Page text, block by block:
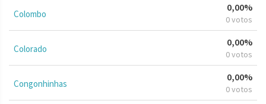
Colombo
0,00%
0 votos
Colorado
0,00%
0 votos
Congonhinhas
0,00%
0 votos